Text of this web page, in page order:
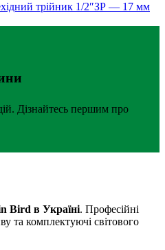
трійник 1/2″ЗР — 17 мм
Дізнайтесь першим про
Bird в Україні. Професійні
та комплектуючі світового